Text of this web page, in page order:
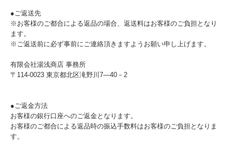
●ご返送先
※お客様のご都合による返品の場合、返送料はお客様のご負担となり
ます。
※ご返送前に必ず事前にご連絡頂きますようお願い申し上げます。
有限会社湯浅商店 事務所
〒114-0023 東京都北区滝野川7―40－2
●ご返金方法
お客様の銀行口座へのご返金となります。
お客様のご都合による返品時の振込手数料はお客様のご負担となりま
す。